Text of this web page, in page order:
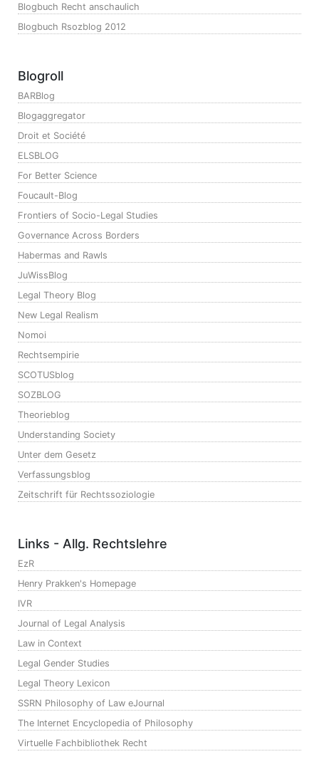
Blogbuch Recht anschaulich
Blogbuch Rsozblog 2012
Blogroll
BARBlog
Blogaggregator
Droit et Société
ELSBLOG
For Better Science
Foucault-Blog
Frontiers of Socio-Legal Studies
Governance Across Borders
Habermas and Rawls
JuWissBlog
Legal Theory Blog
New Legal Realism
Nomoi
Rechtsempirie
SCOTUSblog
SOZBLOG
Theorieblog
Understanding Society
Unter dem Gesetz
Verfassungsblog
Zeitschrift für Rechtssoziologie
Links - Allg. Rechtslehre
EzR
Henry Prakken's Homepage
IVR
Journal of Legal Analysis
Law in Context
Legal Gender Studies
Legal Theory Lexicon
SSRN Philosophy of Law eJournal
The Internet Encyclopedia of Philosophy
Virtuelle Fachbibliothek Recht